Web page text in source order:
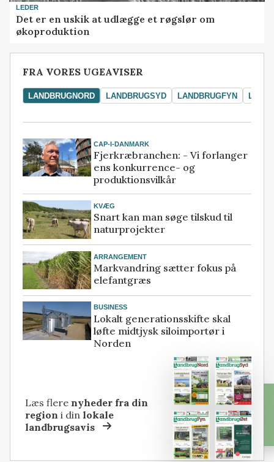
LEDER
Det er en uskik at udlægge et røgslør om
økoproduktion
FRA VORES UGEAVISER
LANDBRUGNORD LANDBRUGSYD LANDBRUGFYN
CAP-I-DANMARK
Fjerkræbranchen: - Vi forlanger
ens konkurrence- og
produktionsvilkår
KVÆG
Snart kan man søge tilskud til
naturprojekter
ARRANGEMENT
Markvandring sætter fokus på
elefantgræs
BUSINESS
Lokalt generationsskifte skal
løfte midtjysk siloimportør i
Norden
Læs flere nyheder fra din
region i dinlokale
landbrugsavis